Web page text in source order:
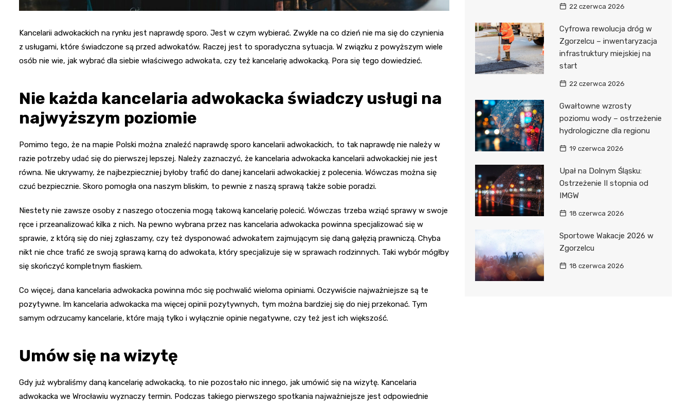
Kancelarii adwokackich na rynku jest naprawdę sporo. Jest w czym wybierać. Zwykle na co dzień nie ma się do czynienia
z usługami, które świadczone są przed adwokatów. Raczej jest to sporadyczna sytuacja. W związku z powyższym wiele
osób nie wie, jak wybrać dla siebie właściwego adwokata, czy też kancelarię adwokacką. Pora się tego dowiedzieć.
Nie każda kancelaria adwokacka świadczy usługi na
najwyższym poziomie
Pomimo tego, że na mapie Polski można znaleźć naprawdę sporo kancelarii adwokackich, to tak naprawdę nie należy w
razie potrzeby udać się do pierwszej lepszej. Należy zaznaczyć, że kancelaria adwokacka kancelarii adwokackiej nie jest
równa. Nie ukrywamy, że najbezpieczniej byłoby trafić do danej kancelarii adwokackiej z polecenia. Wówczas można się
czuć bezpiecznie. Skoro pomogła ona naszym bliskim, to pewnie z naszą sprawą także sobie poradzi.
Niestety nie zawsze osoby z naszego otoczenia mogą takową kancelarię polecić. Wówczas trzeba wziąć sprawy w swoje
ręce i przeanalizować kilka z nich. Na pewno wybrana przez nas kancelaria adwokacka powinna specjalizować się w
sprawie, z którą się do niej zgłaszamy, czy też dysponować adwokatem zajmującym się daną gałęzią prawniczą. Chyba
nikt nie chce trafić ze swoją sprawą karną do adwokata, który specjalizuje się w sprawach rodzinnych. Taki wybór mógłby
się skończyć kompletnym fiaskiem.
Co więcej, dana kancelaria adwokacka powinna móc się pochwalić wieloma opiniami. Oczywiście najważniejsze są te
pozytywne. Im kancelaria adwokacka ma więcej opinii pozytywnych, tym można bardziej się do niej przekonać. Tym
samym odrzucamy kancelarie, które mają tylko i wyłącznie opinie negatywne, czy też jest ich większość.
Umów się na wizytę
Gdy już wybraliśmy daną kancelarię adwokacką, to nie pozostało nic innego, jak umówić się na wizytę. Kancelaria
adwokacka we Wrocławiu wyznaczy termin. Podczas takiego pierwszego spotkania najważniejsze jest odpowiednie
22 czerwca 2026
Cyfrowa rewolucja dróg w
Zgorzelcu – inwentaryzacja
infrastruktury miejskiej na
start
22 czerwca 2026
Gwałtowne wzrosty
poziomu wody – ostrzeżenie
hydrologiczne dla regionu
19 czerwca 2026
Upał na Dolnym Śląsku:
Ostrzeżenie II stopnia od
IMGW
18 czerwca 2026
Sportowe Wakacje 2026 w
Zgorzelcu
18 czerwca 2026